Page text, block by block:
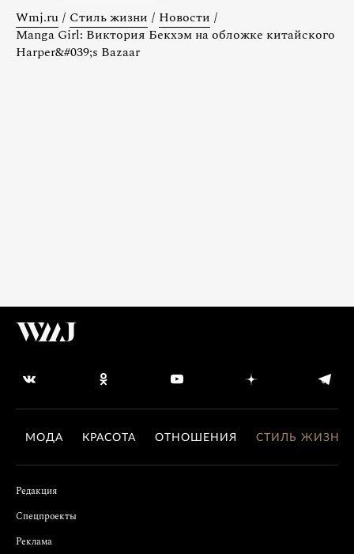
Wmj.ru / Стиль жизни / Новости /
Manga Girl: Виктория Бекхэм на обложке китайского
Harper&#039;s Bazaar
МОДА КРАСОТА ОТНОШЕНИЯ СТИЛЬ ЖИЗНИ
Редакция
Спецпроекты
Реклама